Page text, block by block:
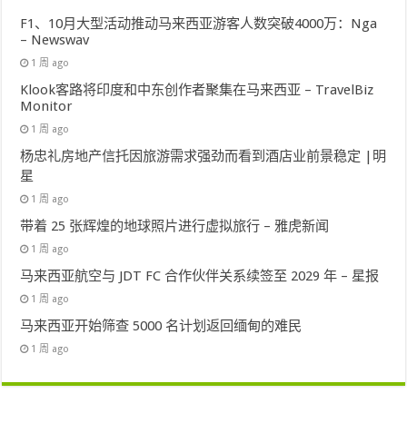
F1、10月大型活动推动马来西亚游客人数突破4000万：Nga
– Newswav
1 周 ago
Klook客路将印度和中东创作者聚集在马来西亚 – TravelBiz
Monitor
1 周 ago
杨忠礼房地产信托因旅游需求强劲而看到酒店业前景稳定 |明
星
1 周 ago
带着 25 张辉煌的地球照片进行虚拟旅行 – 雅虎新闻
1 周 ago
马来西亚航空与 JDT FC 合作伙伴关系续签至 2029 年 – 星报
1 周 ago
马来西亚开始筛查 5000 名计划返回缅甸的难民
1 周 ago